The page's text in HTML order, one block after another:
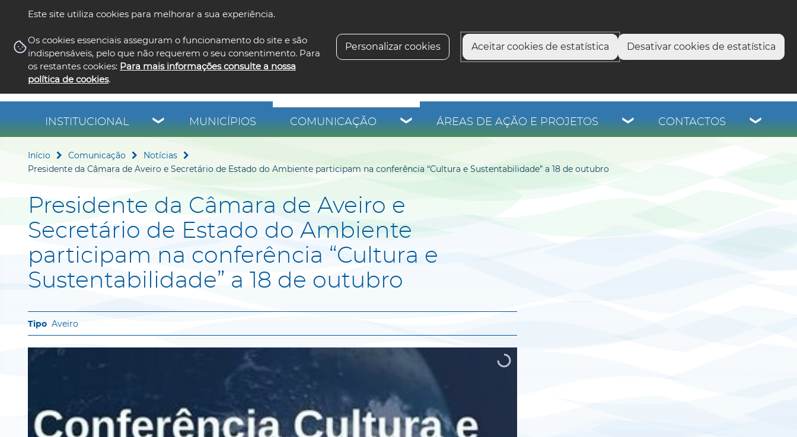
Este site utiliza cookies para melhorar a sua experiência.
Os cookies essenciais asseguram o funcionamento do site e são
indispensáveis, pelo que não requerem o seu consentimento. Para
os restantes cookies: Para mais informações consulte a nossa
política de cookies.
Personalizar cookies Aceitar cookies de estatística Desativar cookies de estatística
INSTITUCIONAL MUNICÍPIOS COMUNICAÇÃO ÁREAS DE AÇÃO E PROJETOS CONTACTOS
Início Comunicação
Notícias
Presidente da Câmara de Aveiro e Secretário de Estado do Ambiente participam na conferência “Cultura e Sustentabilidade” a 18 de outubro
Presidente da Câmara de Aveiro e
Secretário de Estado do Ambiente
participam na conferência “Cultura e
Sustentabilidade” a 18 de outubro
Aveiro